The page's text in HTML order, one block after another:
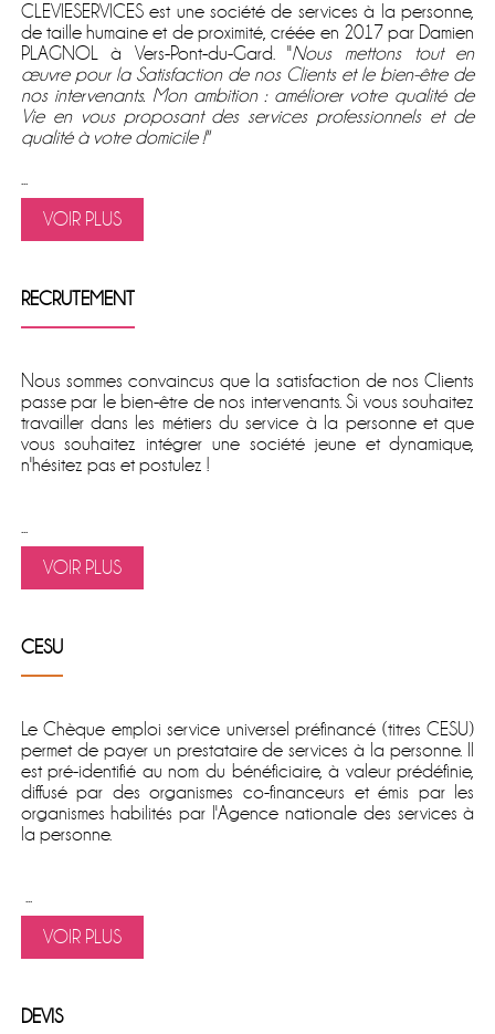
CLEVIESERVICES est une société de services à la personne,
de taille humaine et de proximité, créée en 2017 par Damien
PLAGNOL à Vers-Pont-du-Gard. ''Nous mettons tout en
œuvre pour la Satisfaction de nos Clients et le bien-être de
nos intervenants. Mon ambition : améliorer votre qualité de
Vie en vous proposant des services professionnels et de
qualité à votre domicile !''
...
VOIR PLUS
RECRUTEMENT
Nous sommes convaincus que la satisfaction de nos Clients
passe par le bien-être de nos intervenants. Si vous souhaitez
travailler dans les métiers du service à la personne et que
vous souhaitez intégrer une société jeune et dynamique,
n'hésitez pas et postulez !
...
VOIR PLUS
CESU
LeChèque emploi service universel préfinancé (titres CESU)
permet de payer un prestataire de services à la personne. Il
est pré-identifié au nom du bénéficiaire, à valeur prédéfinie,
diffusé par des organismes co-financeurs et émis par les
organismes habilités par l'Agence nationale des services à
la personne.
...
VOIR PLUS
DEVIS